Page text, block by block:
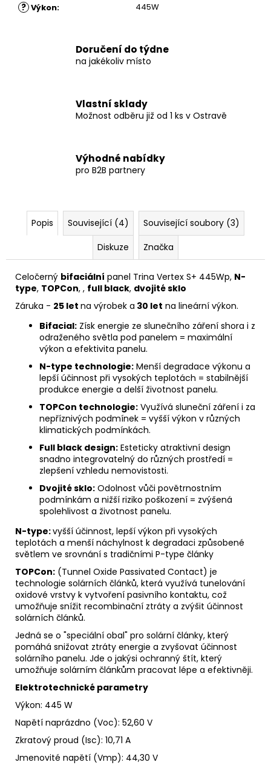
? Výkon: 445W
Doručení do týdne
na jakékoliv místo
Vlastní sklady
Možnost odběru již od 1 ks v Ostravě
Výhodné nabídky
pro B2B partnery
Popis Související (4)
Související soubory (3)
Diskuze
Značka
Celočerný bifaciální panel Trina Vertex S+ 445Wp, N-
type, TOPCon, , full black, dvojité sklo
Záruka - 25 let na výrobek a 30 let na lineární výkon.
Bifacial: Získ energie ze slunečního záření shora i z
odraženého světla pod panelem = maximální
výkon a efektivita panelu.
N-type technologie: Menší degradace výkonu a
lepší účinnost při vysokých teplotách = stabilnější
produkce energie a delší životnost panelu.
TOPCon technologie: Využívá sluneční záření i za
nepříznivých podmínek = vyšší výkon v různých
klimatických podmínkách.
Full black design: Esteticky atraktivní design
snadno integrovatelný do různých prostředí =
zlepšení vzhledu nemovistosti.
Dvojité sklo: Odolnost vůči povětrnostním
podmínkám a nižší riziko poškození = zvýšená
spolehlivost a životnost panelu.
N-type:vyšší účinnost, lepší výkon při vysokých
teplotách a menší náchylnost k degradaci způsobené
světlem ve srovnání s tradičními P-type články
TOPCon: (Tunnel Oxide Passivated Contact) je
technologie solárních článků, která využívá tunelování
oxidové vrstvy k vytvoření pasivního kontaktu, což
umožňuje snížit recombinační ztráty a zvýšit účinnost
solárních článků.
Jedná se o "speciální obal" pro solární články, který
pomáhá snižovat ztráty energie a zvyšovat účinnost
solárního panelu. Jde o jakýsi ochranný štít, který
umožňuje solárním článkům pracovat lépe a efektivněji.
Elektrotechnické parametry
Výkon: 445 W
Napětí naprázdno (Voc): 52,60 V
Zkratový proud (Isc): 10,71 A
Jmenovité napětí (Vmp): 44,30 V